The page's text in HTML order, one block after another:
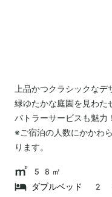
上品かつクラシックな
緑ゆたかな庭園を見わ
バトラーサービスも魅力！
※ご宿泊の人数にかかわ
ります。
58㎡
ダブルベッド 2